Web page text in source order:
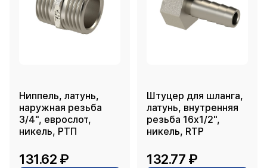
Ниппель, латунь,
наружная резьба
3/4", еврослот,
никель, РТП
131.62 ₽
Штуцер для шланга,
латунь, внутренняя
резьба 16х1/2",
никель, RTP
132.77 ₽